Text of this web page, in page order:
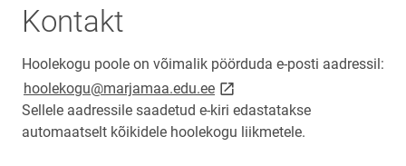
Kontakt
Hoolekogu poole on võimalik pöörduda e-posti aadressil:
hoolekogu@marjamaa.edu.eelink opens on new page
Sellele aadressile saadetud e-kiri edastatakse
automaatselt kõikidele hoolekogu liikmetele.